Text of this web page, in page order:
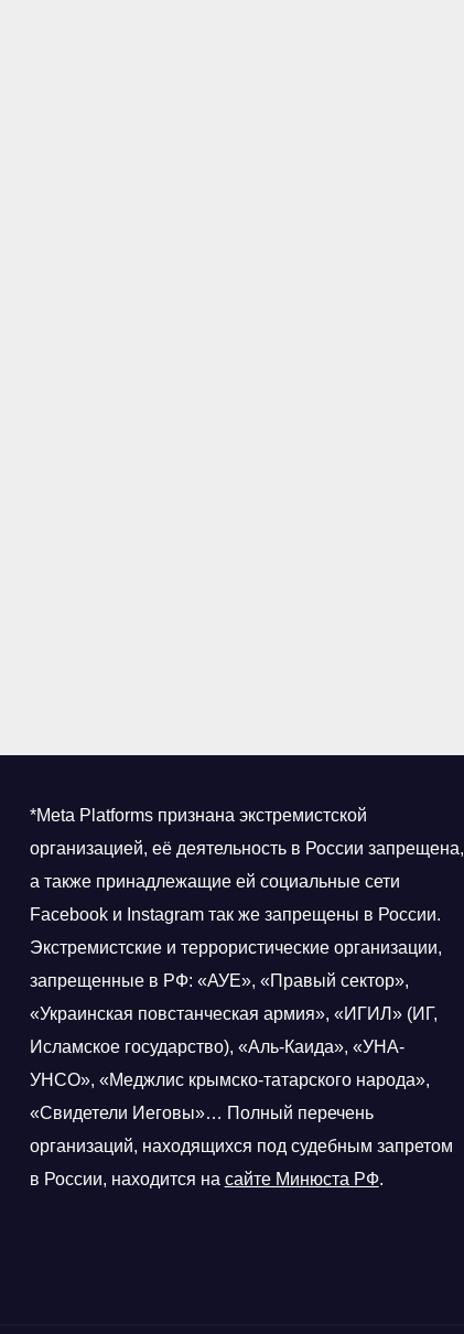
*Meta Platforms признана экстремистской
организацией, её деятельность в России запрещена,
а также принадлежащие ей социальные сети
Facebook и Instagram так же запрещены в России.
Экстремистские и террористические организации,
запрещенные в РФ: «АУЕ», «Правый сектор»,
«Украинская повстанческая армия», «ИГИЛ» (ИГ,
Исламское государство), «Аль-Каида», «УНА-
УНСО», «Меджлис крымско-татарского народа»,
«Свидетели Иеговы»… Полный перечень
организаций, находящихся под судебным запретом
в России, находится на сайте Минюста РФ.